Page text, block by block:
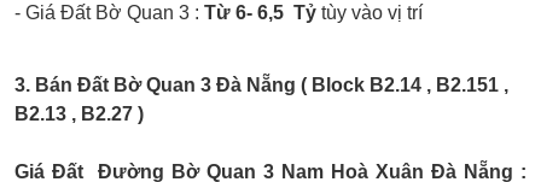
- Giá Đất Bờ Quan 3 : Từ 6- 6,5 Tỷ tùy vào vị trí
3. Bán Đất Bờ Quan 3 Đà Nẵng ( Block B2.14 , B2.151 ,
B2.13 , B2.27 )
Giá Đất Đường Bờ Quan 3 Nam Hoà Xuân Đà Nẵng :